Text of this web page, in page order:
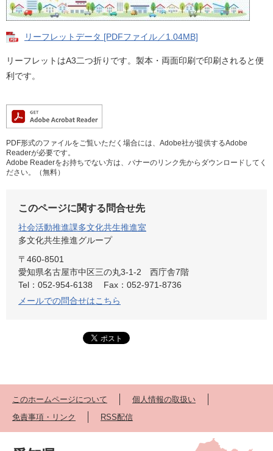
リーフレットデータ [PDFファイル／1.04MB]
リーフレットはA3二つ折りです。製本・両面印刷で印刷されると便
利です。
PDF形式のファイルをご覧いただく場合には、Adobe社が提供するAdobe
Readerが必要です。
Adobe Readerをお持ちでない方は、バナーのリンク先からダウンロードしてく
ださい。（無料）
このページに関する問合せ先
社会活動推進課多文化共生推進室
多文化共生推進グループ
〒460-8501
愛知県名古屋市中区三の丸3-1-2 西庁舎7階
Tel：052-954-6138
Fax：052-971-8736
メールでの問合せはこちら
このホームページについて
個人情報の取扱い
免責事項・リンク
RSS配信